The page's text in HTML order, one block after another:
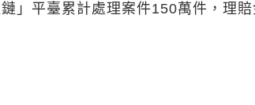
」平臺累計處理案件150萬件，理賠